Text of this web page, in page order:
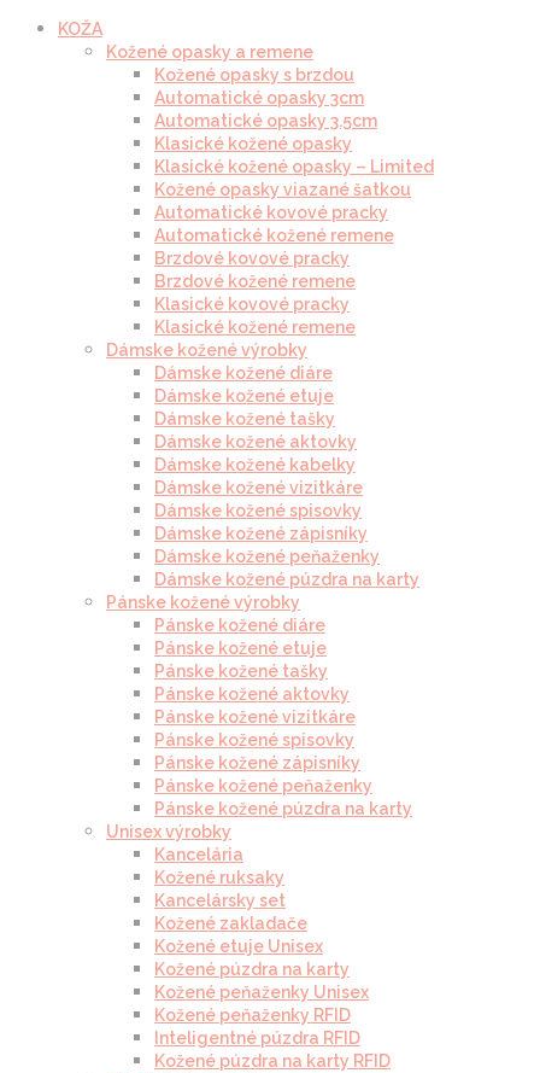
KOŽA
Kožené opasky a remene
Kožené opasky s brzdou
Automatické opasky 3cm
Automatické opasky 3.5cm
Klasické kožené opasky
Klasické kožené opasky – Limited
Kožené opasky viazané šatkou
Automatické kovové pracky
Automatické kožené remene
Brzdové kovové pracky
Brzdové kožené remene
Klasické kovové pracky
Klasické kožené remene
Dámske kožené výrobky
Dámske kožené diáre
Dámske kožené etuje
Dámske kožené tašky
Dámske kožené aktovky
Dámske kožené kabelky
Dámske kožené vizitkáre
Dámske kožené spisovky
Dámske kožené zápisníky
Dámske kožené peňaženky
Dámske kožené púzdra na karty
Pánske kožené výrobky
Pánske kožené diáre
Pánske kožené etuje
Pánske kožené tašky
Pánske kožené aktovky
Pánske kožené vizitkáre
Pánske kožené spisovky
Pánske kožené zápisníky
Pánske kožené peňaženky
Pánske kožené púzdra na karty
Unisex výrobky
Kancelária
Kožené ruksaky
Kancelársky set
Kožené zakladače
Kožené etuje Unisex
Kožené púzdra na karty
Kožené peňaženky Unisex
Kožené peňaženky RFID
Inteligentné púzdra RFID
Kožené púzdra na karty RFID